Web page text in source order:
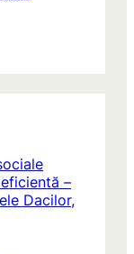
–
Dacilor,